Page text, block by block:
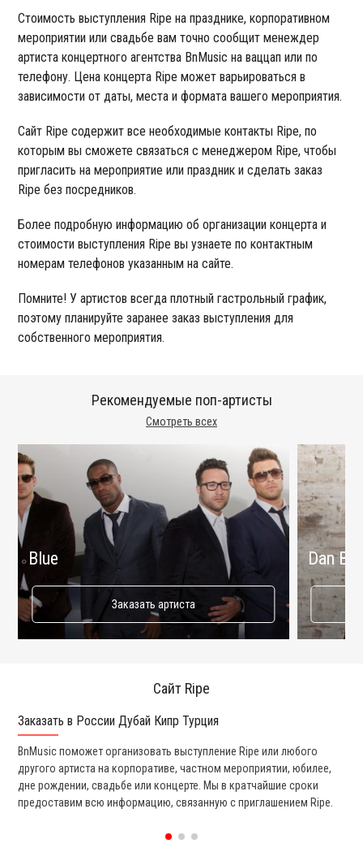
Стоимость выступления Ripe на празднике, корпоративном
мероприятии или свадьбе вам точно сообщит менеждер
артиста концертного агентства BnMusic на ваццап или по
телефону. Цена концерта Ripe может варьироваться в
зависимости от даты, места и формата вашего мероприятия.
Сайт Ripe содержит все необходимые контакты Ripe, по
которым вы сможете связаться с менеджером Ripe, чтобы
пригласить на мероприятие или праздник и сделать заказ
Ripe без посредников.
Более подробную информацию об организации концерта и
стоимости выступления Ripe вы узнаете по контактным
номерам телефонов указанным на сайте.
Помните! У артистов всегда плотный гастрольный график,
поэтому планируйте заранее заказ выступления для
собственного мероприятия.
Смотреть всех
Рекомендуемые поп-артисты
Blue
Заказать артиста
Dan
Сайт Ripe
Заказать в России Дубай Кипр Турция
BnMusic поможет организовать выступление Ripe или любого
другого артиста на корпоративе, частном мероприятии, юбилее,
дне рождении, свадьбе или концерте. Мы в кратчайшие сроки
предоставим всю информацию, связанную с приглашением Ripe.